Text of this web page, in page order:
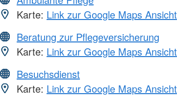
Karte: Link zur Google Maps Ansicht
Beratung zur Pflegeversicherung
Karte: Link zur Google Maps Ansicht
Besuchsdienst
Karte: Link zur Google Maps Ansicht